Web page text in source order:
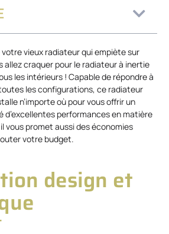
votre vieux radiateur qui empiète sur
allez craquer pour le radiateur à inertie
les intérieurs ! Capable de répondre à
les configurations, ce radiateur
n’importe où pour vous offrir un
performances en matière
vous promet aussi des économies
votre budget.
design et